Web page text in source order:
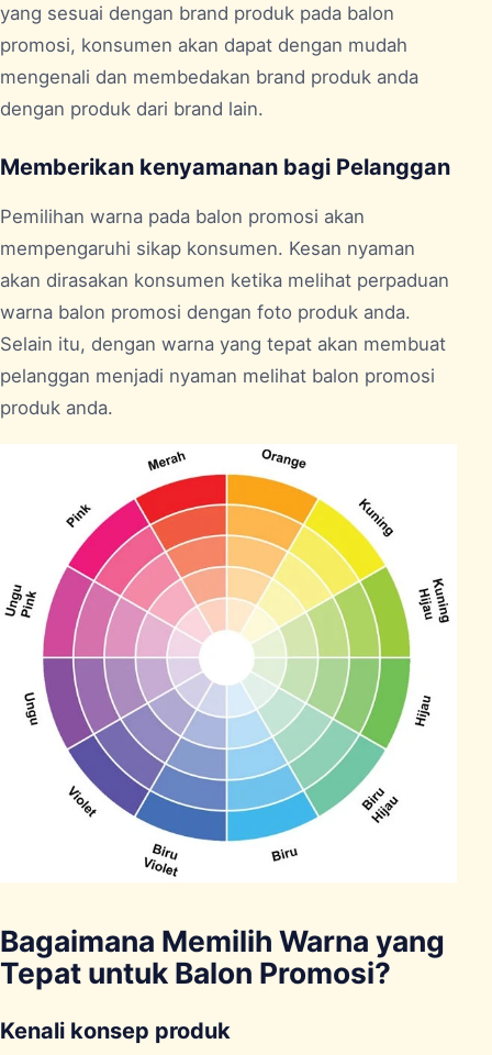
yang sesuai dengan brand produk pada balon
promosi, konsumen akan dapat dengan mudah
mengenali dan membedakan brand produk anda
dengan produk dari brand lain.
Memberikan kenyamanan bagi Pelanggan
Pemilihan warna pada balon promosi akan
mempengaruhi sikap konsumen. Kesan nyaman
akan dirasakan konsumen ketika melihat perpaduan
warna balon promosi dengan foto produk anda.
Selain itu, dengan warna yang tepat akan membuat
pelanggan menjadi nyaman melihat balon promosi
produk anda.
Bagaimana Memilih Warna yang
Tepat untuk Balon Promosi?
Kenali konsep produk